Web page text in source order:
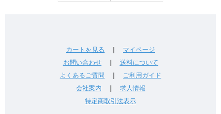
カートを見る
マイページ
お問い合わせ| 送料について
よくあるご質問
ご利用ガイド
会社案内
求人情報
特定商取引法表示